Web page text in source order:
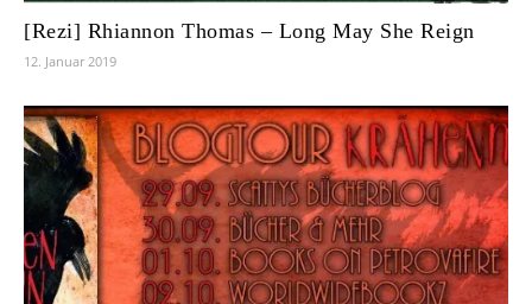
[Rezi] Rhiannon Thomas – Long May She Reign
12. Januar 2019